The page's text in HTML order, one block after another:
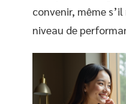
convenir, même
niveau de